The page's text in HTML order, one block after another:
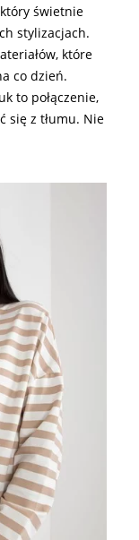
świetnie
stylizacjach.
które
co dzień.
to połączenie,
się z tłumu. Nie